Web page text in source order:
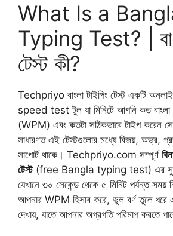
What Is a
Typing Test? |
টেস্ট কী?
Techpriyo বাংলা টাইপিং টেস্ট একটি
speed test টুল যা মিনিটে আপনি কত বাংলা
(WPM) এবং কতটা সঠিকভাবে টাইপ করেন
সাধারণত এই টেস্টগুলোর মধ্যে বিজয়, অভ্র,
সাপোর্ট থাকে। Techpriyo.com সম্পূর্ণ
টেস্ট(free Bangla typing test) এর
যেখানে ৩০ সেকেন্ড থেকে ৫ মিনিট পর্যন্ত সময়
আপনার WPM হিসাব করে, ভুল বর্ণ তুলে ধরে
দেখায়, যাতে আপনার অগ্রগতি পরিমাপ করতে